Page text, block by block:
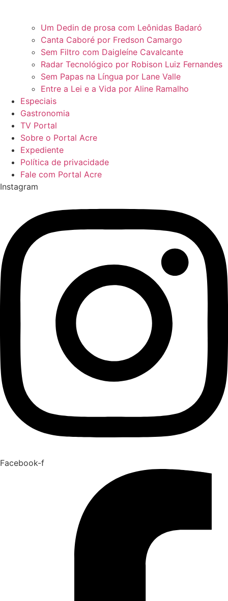
Um Dedin de prosa com Leônidas Badaró
Canta Caboré por Fredson Camargo
Sem Filtro com Daigleíne Cavalcante
Radar Tecnológico por Robison Luiz Fernandes
Sem Papas na Língua por Lane Valle
Entre a Lei e a Vida por Aline Ramalho
Especiais
Gastronomia
TV Portal
Sobre o Portal Acre
Expediente
Política de privacidade
Fale com Portal Acre
Instagram
Facebook-f